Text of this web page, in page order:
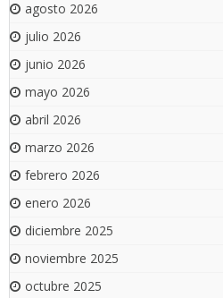
agosto 2026
julio 2026
junio 2026
mayo 2026
abril 2026
marzo 2026
febrero 2026
enero 2026
diciembre 2025
noviembre 2025
octubre 2025